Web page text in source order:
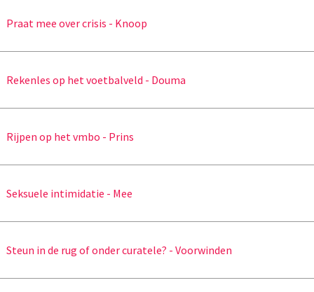
Praat mee over crisis - Knoop
Rekenles op het voetbalveld - Douma
Rijpen op het vmbo - Prins
Seksuele intimidatie - Mee
Steun in de rug of onder curatele? - Voorwinden